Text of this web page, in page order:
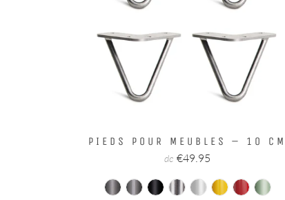
PIEDS POUR MEUBLES – 10 CM
de €49.95